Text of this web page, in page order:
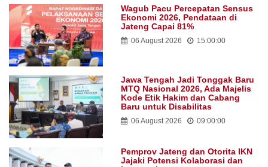
Wagub Pacu Percepatan Sensus
Ekonomi 2026, Pendataan di
Jateng Capai 81%
06 August 2026 15:00:00
Jawa Tengah Jadi Tonggak Baru
MTQ Nasional 2026, Ada Majelis
Kode Etik Hakim dan Cabang
Baru untuk Disabilitas
06 August 2026 09:00:00
Pemprov Jateng dan Otorita IKN
Jajaki Potensi Kolaborasi dan